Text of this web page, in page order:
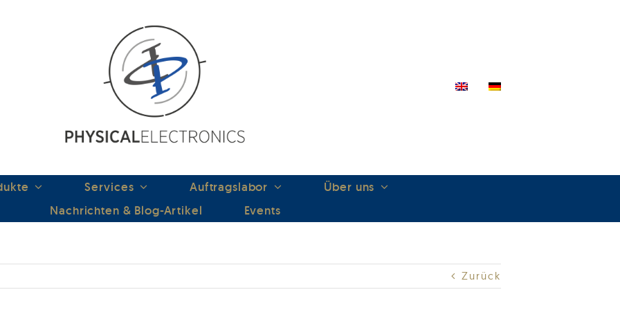
Services Auftragslabor
Über uns
Nachrichten & Blog-Artikel
Events
Zurück